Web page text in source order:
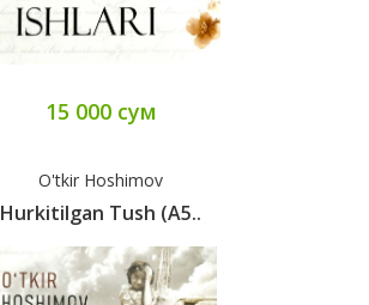
15 000 сум
O'tkir Hoshimov
Hurkitilgan Tush (A5..